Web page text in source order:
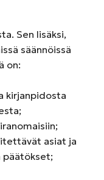
Sen lisäksi,
säännöissä
on:
kirjanpidosta
asiat ja
päätökset;